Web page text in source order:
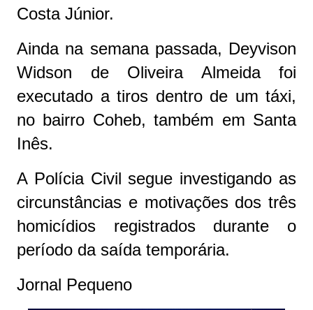
Costa Júnior.
Ainda na semana passada, Deyvison
Widson de Oliveira Almeida foi
executado a tiros dentro de um táxi,
no bairro Coheb, também em Santa
Inês.
A Polícia Civil segue investigando as
circunstâncias e motivações dos três
homicídios registrados durante o
período da saída temporária.
Jornal Pequeno